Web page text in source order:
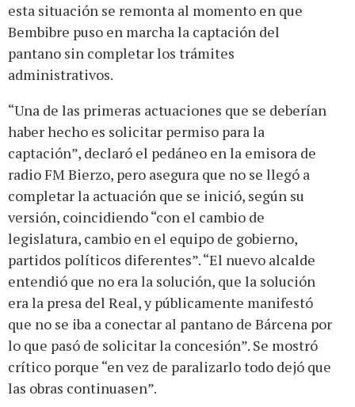
esta situación se remonta al momento en que
Bembibre puso en marcha la captación del
pantano sin completar los trámites
administrativos.
“Una de las primeras actuaciones que se deberían
haber hecho es solicitar permiso para la
captación”, declaró el pedáneo en la emisora de
radio FM Bierzo, pero asegura que no se llegó a
completar la actuación que se inició, según su
versión, coincidiendo “con el cambio de
legislatura, cambio en el equipo de gobierno,
partidos políticos diferentes”. “El nuevo alcalde
entendió que no era la solución, que la solución
era la presa del Real, y públicamente manifestó
que no se iba a conectar al pantano de Bárcena por
lo que pasó de solicitar la concesión”. Se mostró
crítico porque “en vez de paralizarlo todo dejó que
las obras continuasen”.